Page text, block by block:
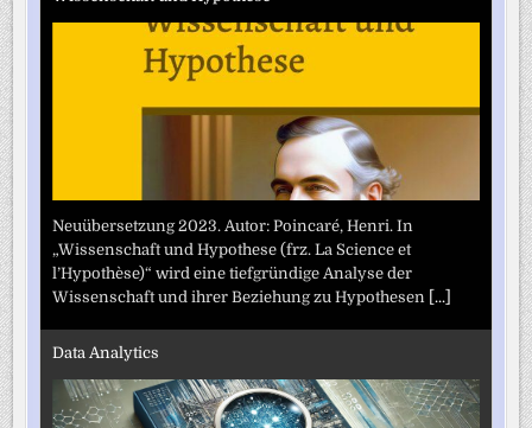
Neuübersetzung 2023. Autor: Poincaré, Henri. In
„Wissenschaft und Hypothese (frz. La Science et
l’Hypothèse)“ wird eine tiefgründige Analyse der
Wissenschaft und ihrer Beziehung zu Hypothesen [...]
Data Analytics